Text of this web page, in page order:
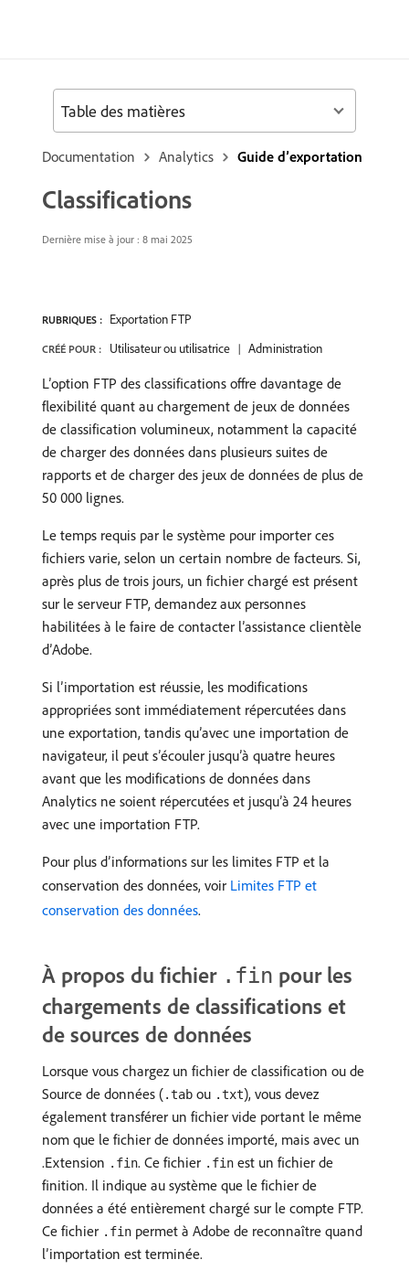
Documentation Analytics Guide d’exportation
Classifications
Dernière mise à jour : 8 mai 2025
RUBRIQUES : Exportation FTP
CRÉÉ POUR : Utilisateur ou utilisatrice Administration
L’option FTP des classifications offre davantage de
flexibilité quant au chargement de jeux de données
de classification volumineux, notamment la capacité
de charger des données dans plusieurs suites de
rapports et de charger des jeux de données de plus de
50 000 lignes.
Le temps requis par le système pour importer ces
fichiers varie, selon un certain nombre de facteurs. Si,
après plus de trois jours, un fichier chargé est présent
sur le serveur FTP, demandez aux personnes
habilitées à le faire de contacter lʼassistance clientèle
dʼAdobe.
Si l’importation est réussie, les modifications
appropriées sont immédiatement répercutées dans
une exportation, tandis qu’avec une importation de
navigateur, il peut s’écouler jusqu’à quatre heures
avant que les modifications de données dans
Analytics ne soient répercutées et jusqu’à 24 heures
avec une importation FTP.
Pour plus d’informations sur les limites FTP et la
conservation des données, voir Limites FTP et
conservation des données.
À propos du fichier .fin pour les
chargements de classifications et
de sources de données
Lorsque vous chargez un fichier de classification ou de
Source de données (.tab ou .txt), vous devez
également transférer un fichier vide portant le même
nom que le fichier de données importé, mais avec un
.Extension .fin. Ce fichier .fin est un fichier de
finition. Il indique au système que le fichier de
données a été entièrement chargé sur le compte FTP.
Ce fichier .fin permet à Adobe de reconnaître quand
l’importation est terminée.
Table des matières